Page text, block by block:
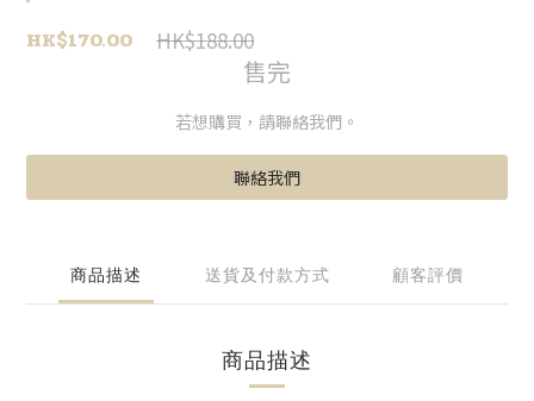
HK$170.00 HK$188.00
售完
若想購買，請聯絡我們。
聯絡我們
商品描述 送貨及付款方式 顧客評價
商品描述